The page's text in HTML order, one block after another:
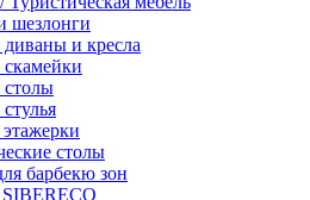
шезлонги
и кресла
столы
барбекю зон